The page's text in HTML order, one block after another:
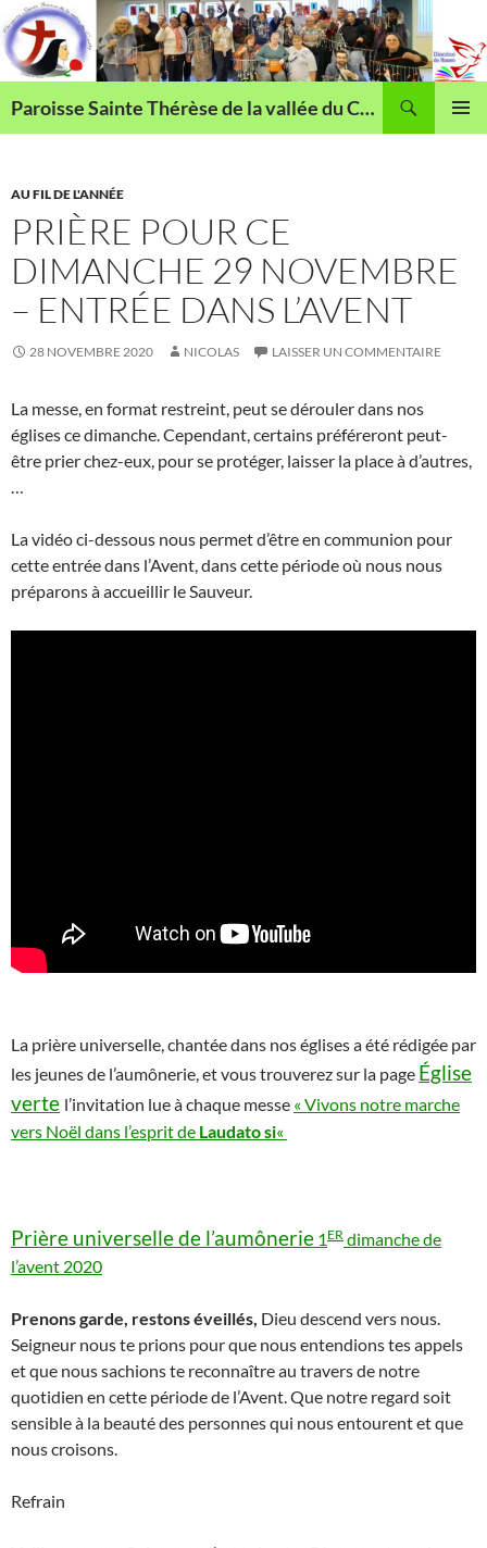
Aller
au
contenu
Paroisse Sainte Thérèse de la vallée du Cailly
AU FIL DE L'ANNÉE
PRIÈRE POUR CE
DIMANCHE 29 NOVEMBRE
– ENTRÉE DANS L’AVENT
28 NOVEMBRE 2020 NICOLAS LAISSER UN COMMENTAIRE
La messe, en format restreint, peut se dérouler dans nos
églises ce dimanche. Cependant, certains préféreront peut-
être prier chez-eux, pour se protéger, laisser la place à d’autres,
La vidéo ci-dessous nous permet d’être en communion pour
cette entrée dans l’Avent, dans cette période où nous nous
préparons à accueillir le Sauveur.
La prière universelle, chantée dans nos églises a été rédigée par
les jeunes de l’aumônerie, et vous trouverez sur la page Église
verte l’invitation lue à chaque messe « Vivons notre marche
vers Noël dans l’esprit de Laudato si«
Prière universelle de l’aumônerie 1 ER dimanche de
l’avent 2020
Prenons garde, restons éveillés, Dieu descend vers nous.
Seigneur nous te prions pour que nous entendions tes appels
et que nous sachions te reconnaître au travers de notre
quotidien en cette période de l’Avent. Que notre regard soit
sensible à la beauté des personnes qui nous entourent et que
nous croisons.
Refrain